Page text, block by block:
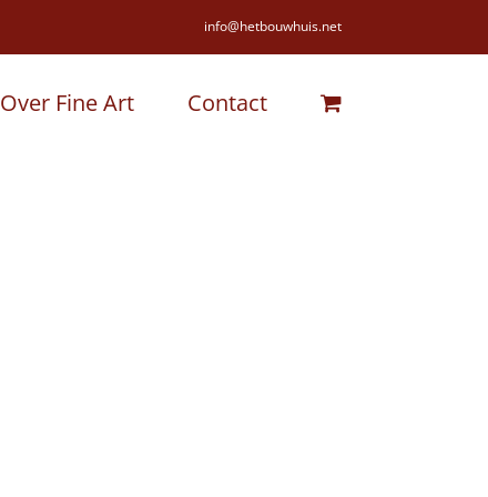
info@hetbouwhuis.net
Over Fine Art Contact